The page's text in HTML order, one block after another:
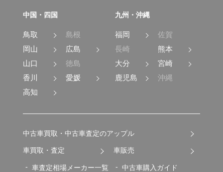
中国・四国
鳥取
島根
岡山
広島
山口
徳島
香川
愛媛
高知
九州・沖縄
福岡
佐賀
長崎
熊本
大分
宮崎
鹿児島
沖縄
中古車買取・中古車査定のアップル
車買取・査定
車査定相場メーカー一覧
車販売
中古車購入ガイド